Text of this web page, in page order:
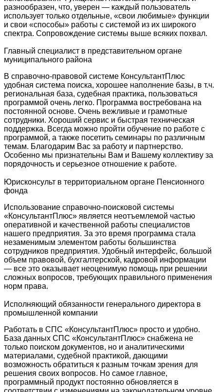
разнообразен, что, уверен — каждый пользователь
использует только отдельные, «свои любимые» функции
и свои «способы» работы с системой из их широкого
спектра. Сопровождение системы выше всяких похвал.
Главный специалист в представительном органе
муниципального района
В справочно-правовой системе КонсультантПлюс
удобная система поиска, хорошее наполнение базы, в т.ч.
региональная база, судебная практика, пользоваться
программой очень легко. Программа востребована на
постоянной основе. Очень вежливые и грамотные
сотрудники. Хороший сервис и быстрая техническая
поддержка. Всегда можно пройти обучение по работе с
программой, а также посетить семинары по различным
темам. Благодарим Вас за работу и партнерство.
Особенно мы признательны Вам и Вашему коллективу за
порядочность и серьезное отношение к работе.
Юрисконсульт в территориальном органе Пенсионного
фонда
Использование справочно-поисковой системы
«КонсультантПлюс» является неотъемлемой частью
оперативной и качественной работы специалистов
нашего предприятия. За это время программа стала
незаменимым элементом работы большинства
сотрудников предприятия. Удобный интерфейс, большой
объем правовой, бухгалтерской, кадровой информации
— все это оказывает неоценимую помощь при решении
сложных вопросов, требующих правильного применения
норм права.
Исполняющий обязанности генерального директора в
промышленной компании
Работать в СПС «КонсультантПлюс» просто и удобно.
База данных СПС «КонсультантПлюс» снабжена не
только поиском документов, но и аналитическими
материалами, судебной практикой, дающими
возможность обратиться к разным точкам зрения для
решения своих вопросов. Но самое главное,
программный продукт постоянно обновляется в